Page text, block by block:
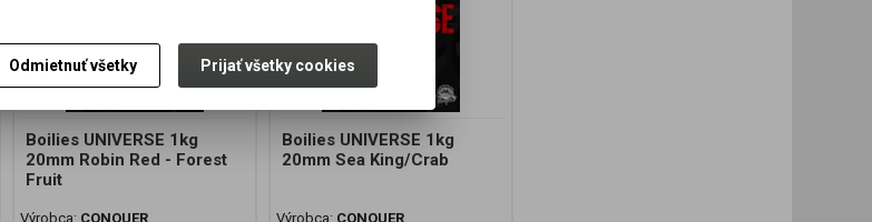
Boilies UNIVERSE 1kg
20mm Robin Red - Forest
Fruit
Výrobca: CONQUER
Boilies UNIVERSE 1kg
20mm Sea King/Crab
Výrobca: CONQUER
Odmietnuť všetky Prijať všetky cookies